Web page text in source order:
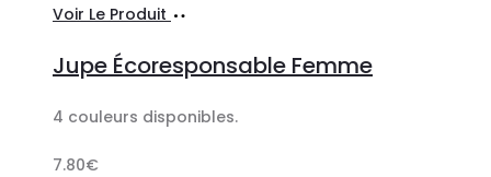
Voir Le Produit
panier
Jupe Écoresponsable Femme
4 couleurs disponibles.
7.80€